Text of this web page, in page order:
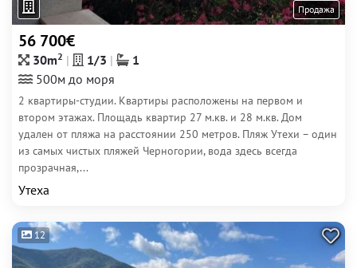
Продажа
56 700€
30m2 1/3
1
500м до моря
2 квартиры-студии. Квартиры расположены на первом и
втором этажах. Площадь квартир 27 м.кв. и 28 м.кв. Дом
удален от пляжа на расстоянии 250 метров. Пляж Утехи – один
из самых чистых пляжей Черногории, вода здесь всегда
прозрачная,...
Утеха
12